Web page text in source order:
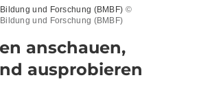
und Forschung (BMBF) ©
und Forschung (BMBF)
anschauen,
ausprobieren